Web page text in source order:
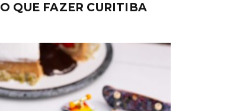
O QUE FAZER CURITIBA